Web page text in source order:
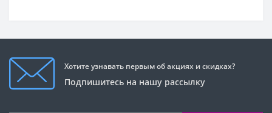
Хотите узнавать первым об акциях и скидках?
Подпишитесь на нашу рассылку